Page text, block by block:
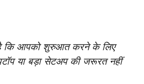
कि आपको शुरुआत करने के लिए
या बड़ा सेटअप की जरूरत नहीं